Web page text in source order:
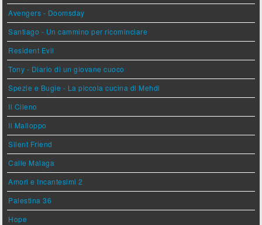
Avengers - Doomsday
Santiago - Un cammino per ricominciare
Resident Evil
Tony - Diario di un giovane cuoco
Spezie e Bugie - La piccola cucina di Mehdi
Il Cileno
Il Malloppo
Silent Friend
Calle Malaga
Amori e Incantesimi 2
Palestina 36
Hope